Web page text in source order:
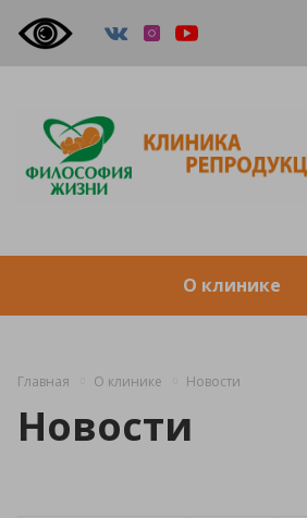
О клинике
Главная О клинике Новости
Новости